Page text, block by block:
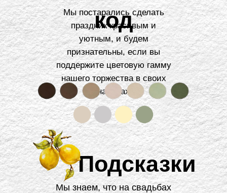
код
Мы постарались сделать
праздник красивым и
уютным, и будем
признательны, если вы
поддержите цветовую гамму
нашего торжества в своих
нарядах
Подсказки
Мы знаем, что на свадьбах